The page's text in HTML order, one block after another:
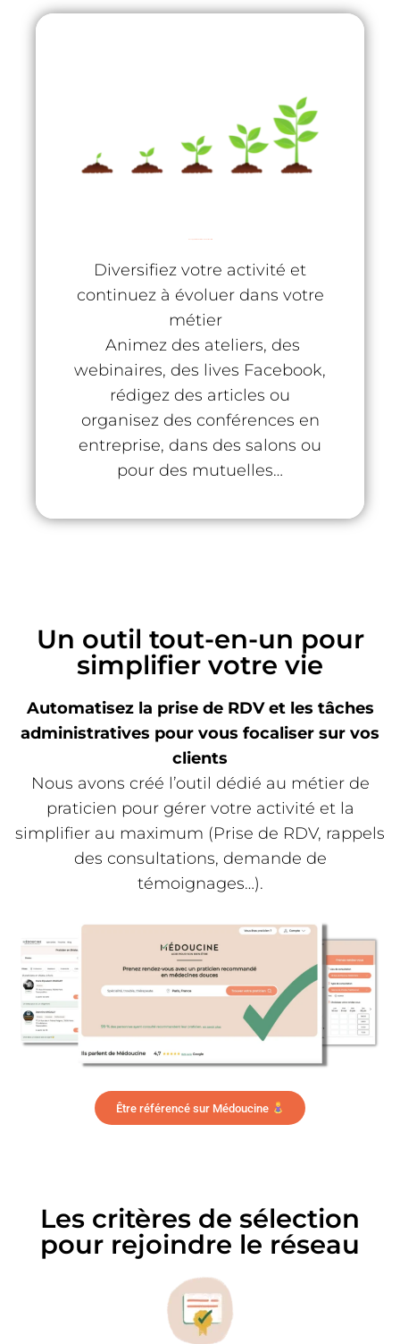
Diversifiez votre activité et
continuez à évoluer dans votre
métier
Animez des ateliers, des
webinaires, des lives Facebook,
rédigez des articles ou
organisez des conférences en
entreprise, dans des salons ou
pour des mutuelles…
Un outil tout-en-un pour
simplifier votre vie
Automatisez la prise de RDV et les tâches
administratives pour vous focaliser sur vos
clients
Nous avons créé l’outil dédié au métier de
praticien pour gérer votre activité et la
simplifier au maximum (Prise de RDV, rappels
des consultations, demande de
témoignages…).
Être référencé sur Médoucine
Les critères de sélection
pour rejoindre le réseau